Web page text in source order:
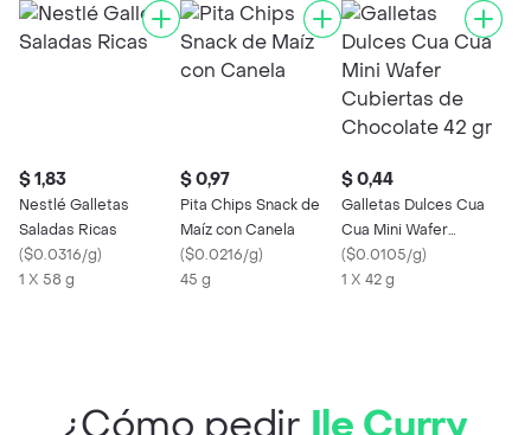
$ 1,83
Nestlé Galletas
Saladas Ricas
($0.0316/g)
1 X 58 g
$ 0,97
Pita Chips Snack de
Maíz con Canela
($0.0216/g)
45 g
$ 0,44
Galletas Dulces Cua
Cua Mini Wafer
Cubiertas de
Chocolate 42 gr
($0.0105/g)
1 X 42 g